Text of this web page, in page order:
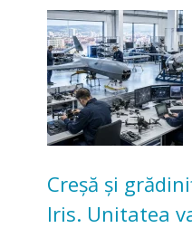
înceapă în
Creșă și
Iris. Unitatea